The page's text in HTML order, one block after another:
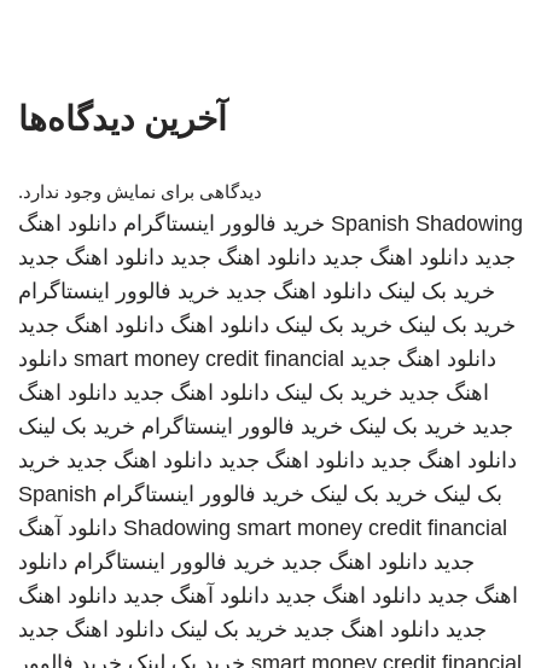
آخرین دیدگاه‌ها
دیدگاهی برای نمایش وجود ندارد.
Spanish Shadowing خرید فالوور اینستاگرام دانلود اهنگ
جدید دانلود اهنگ جدید دانلود اهنگ جدید دانلود اهنگ جدید
خرید بک لینک دانلود اهنگ جدید خرید فالوور اینستاگرام
خرید بک لینک خرید بک لینک دانلود اهنگ دانلود اهنگ جدید
دانلود اهنگ جدید smart money credit financial دانلود
اهنگ جدید خرید بک لینک دانلود اهنگ جدید دانلود اهنگ
جدید خرید بک لینک خرید فالوور اینستاگرام خرید بک لینک
دانلود اهنگ جدید دانلود اهنگ جدید دانلود اهنگ جدید خرید
بک لینک خرید بک لینک خرید فالوور اینستاگرام Spanish
Shadowing smart money credit financial
دانلود آهنگ
جدید دانلود اهنگ جدید خرید فالوور اینستاگرام دانلود
اهنگ جدید دانلود اهنگ جدید دانلود آهنگ جدید دانلود اهنگ
جدید دانلود اهنگ جدید خرید بک لینک دانلود اهنگ جدید
smart money credit financial خرید بک لینک خرید فالوور